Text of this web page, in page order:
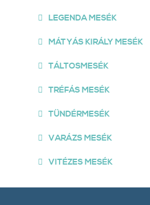
LEGENDA MESÉK
MÁTYÁS KIRÁLY MESÉK
TÁLTOSMESÉK
TRÉFÁS MESÉK
TÜNDÉRMESÉK
VARÁZS MESÉK
VITÉZES MESÉK